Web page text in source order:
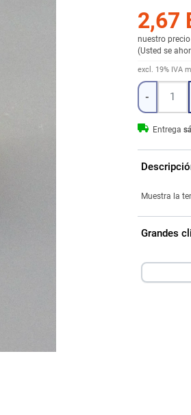
2,67
nuestro
(Usted se
excl. 19% IVA
Cantidad
-
Entrega
Muestra la
Grandes